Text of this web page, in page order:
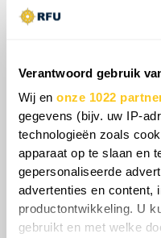
Verantwoord gebruik
Wij enonze 1022
gegevens (bijv. uw IP-
technologieën zoals
apparaat op te slaan en
gepersonaliseerde
advertenties en content,
productontwikkeling. U
gebruikt en met welke
Russische
Oekraïne de
Sebastopol. De
gebruikt door de
Nationale Garde, de
opmerkelijk
op hen leunt om
handhaven, en het
van hun
dringend Rusland